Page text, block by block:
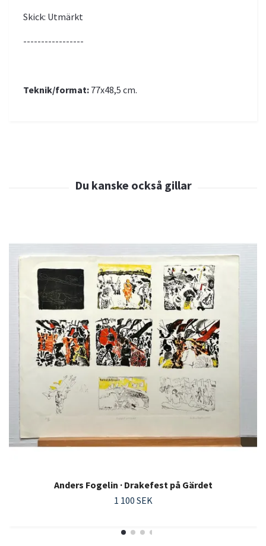
Skick: Utmärkt
-----------------
Teknik/format: 77x48,5 cm.
Anders Fogelin · Drakefest på Gärdet
1 100 SEK